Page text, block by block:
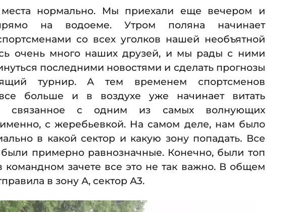
нормально. Мы приехали еще вечером и
на водоеме. Утром поляна начинает
со всех уголков нашей необъятной
очень много наших друзей, и мы рады с ними
последними новостями и сделать прогнозы
турнир. А тем временем спортсменов
все больше и в воздухе уже начинает витать
связанное с одним из самых волнующих
с жеребьевкой. На самом деле, нам было
в какой сектор и какую зону попадать. Все
примерно равнозначные. Конечно, были топ
командном зачете все это не так важно. В общем
в зону А, сектор А3.